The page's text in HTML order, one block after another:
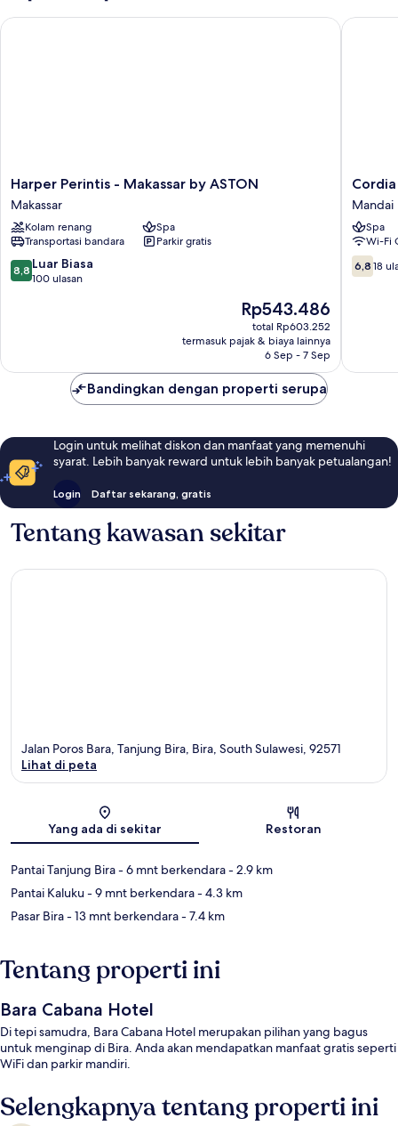
samudra
Harper
Perintis
-
Makassar
by
ASTON
Makassar
Harper Perintis - Makassar by ASTON
Makassar
Kolam renang
Spa
Transportasi bandara
Parkir gratis
8.8
dari
8,8 Luar Biasa
100 ulasan
Harga
sekarang
Rp543.486
Rp543.486
total Rp603.252
termasuk pajak & biaya lainnya
6 Sep - 7 Sep
Harper Perintis - Makassar by ASTON
Cordia
Hotel
Airport
Mandai
Mandai
Spa
Wi-Fi
6.8
dari
6,8 18
Cordia
Bandingkan dengan properti serupa
Login untuk melihat diskon dan manfaat yang memenuhi
syarat. Lebih banyak reward untuk lebih banyak petualangan!
Login Daftar sekarang, gratis
Tentang kawasan sekitar
Jalan Poros Bara, Tanjung Bira, Bira, South Sulawesi, 92571
Lihat di peta
Yang ada di sekitar Restoran
Pantai Tanjung Bira- 6 mnt berkendara- 2.9 km
Pantai Kaluku- 9 mnt berkendara- 4.3 km
Pasar Bira- 13 mnt berkendara- 7.4 km
Tentang properti ini
Bara Cabana Hotel
Di tepi samudra, Bara Cabana Hotel merupakan pilihan yang bagus
untuk menginap di Bira. Anda akan mendapatkan manfaat gratis seperti
WiFi dan parkir mandiri.
Selengkapnya tentang properti ini